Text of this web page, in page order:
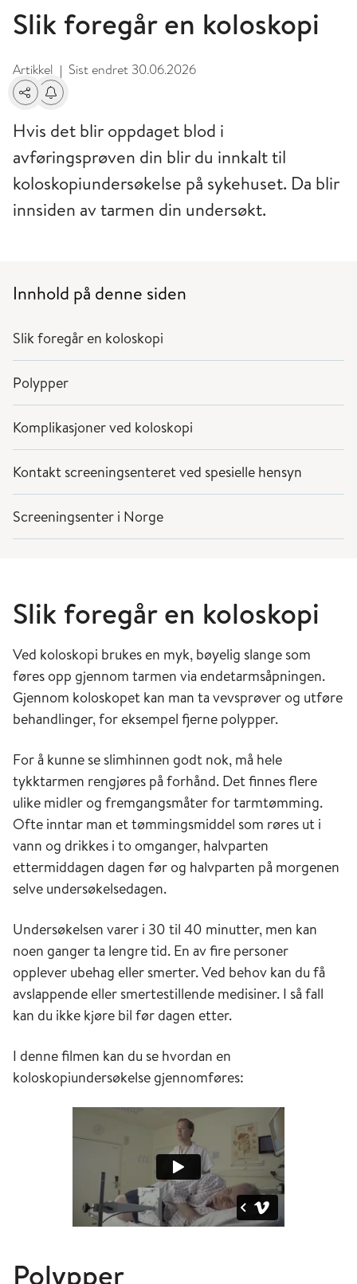
Slik foregår en koloskopi
Artikkel | Sist endret 30.06.2026
Del Få varsel om endringer
Hvis det blir oppdaget blod i
avføringsprøven din blir du innkalt til
koloskopiundersøkelse på sykehuset. Da blir
innsiden av tarmen din undersøkt.
Innhold på denne siden
Slik foregår en koloskopi
Polypper
Komplikasjoner ved koloskopi
Kontakt screeningsenteret ved spesielle hensyn
Screeningsenter i Norge
Slik foregår en koloskopi
Ved koloskopi brukes en myk, bøyelig slange som
føres opp gjennom tarmen via endetarmsåpningen.
Gjennom koloskopet kan man ta vevsprøver og utføre
behandlinger, for eksempel fjerne polypper.
For å kunne se slimhinnen godt nok, må hele
tykktarmen rengjøres på forhånd. Det finnes flere
ulike midler og fremgangsmåter for tarmtømming.
Ofte inntar man et tømmingsmiddel som røres ut i
vann og drikkes i to omganger, halvparten
ettermiddagen dagen før og halvparten på morgenen
selve undersøkelsedagen.
Undersøkelsen varer i 30 til 40 minutter, men kan
noen ganger ta lengre tid. En av fire personer
opplever ubehag eller smerter. Ved behov kan du få
avslappende eller smertestillende medisiner. I så fall
kan du ikke kjøre bil før dagen etter.
I denne filmen kan du se hvordan en
koloskopiundersøkelse gjennomføres:
Polypper